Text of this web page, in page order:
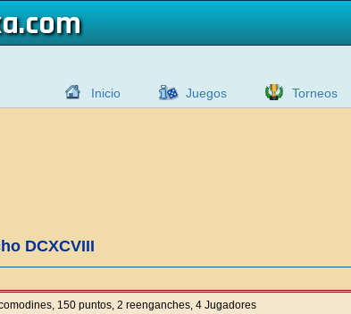
Inicio Juegos Torneos
DCXCVIII
150 puntos, 2 reenganches, 4 Jugadores